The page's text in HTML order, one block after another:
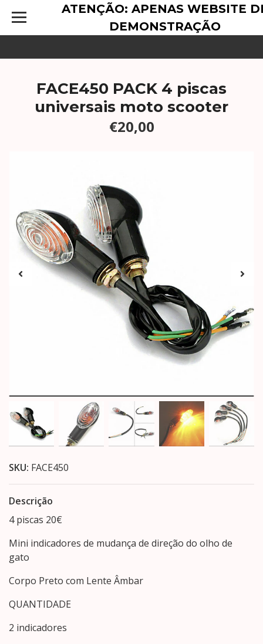
ATENÇÃO: APENAS WEBSITE
DEMONSTRAÇÃO
FACE450 PACK 4 piscas
universais moto scooter
€20,00
SKU: FACE450
Descrição
4 piscas 20€
Mini indicadores de mudança de direção do olho de
gato
Corpo Preto com Lente Âmbar
QUANTIDADE
2 indicadores